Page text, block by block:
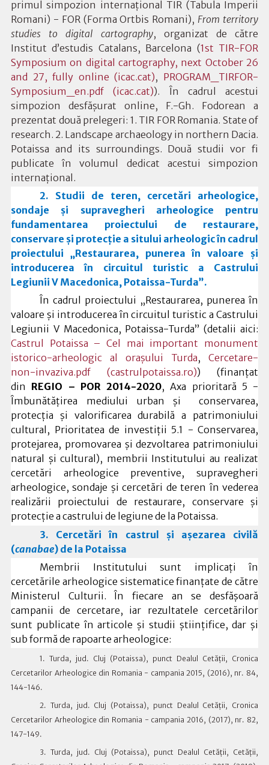
primul simpozion internațional TIR (Tabula Imperii
Romani) - FOR (Forma Ortbis Romani), From territory
studies to digital cartography, organizat de către
Institut d’estudis Catalans, Barcelona (1st TIR-FOR
Symposium on digital cartography, next October 26
and 27, fully online (icac.cat), PROGRAM_TIRFOR-
Symposium_en.pdf (icac.cat)). În cadrul acestui
simpozion desfășurat online, F.-Gh. Fodorean a
prezentat două prelegeri: 1. TIR FOR Romania. State of
research. 2. Landscape archaeology in northern Dacia.
Potaissa and its surroundings. Două studii vor fi
publicate în volumul dedicat acestui simpozion
internațional.
2. Studii de teren, cercetări arheologice,
sondaje și supravegheri arheologice pentru
fundamentarea proiectului de restaurare,
conservare și protecție a sitului arheologic în cadrul
proiectului „Restaurarea, punerea în valoare și
introducerea în circuitul turistic a Castrului
Legiunii V Macedonica, Potaissa-Turda”.
În cadrul proiectului „Restaurarea, punerea în
valoare și introducerea în circuitul turistic a Castrului
Legiunii V Macedonica, Potaissa-Turda” (detalii aici:
Castrul Potaissa – Cel mai important monument
istorico-arheologic al orașului Turda,
Cercetare-
non-invaziva.pdf (castrulpotaissa.ro)) (finanțat
din REGIO – POR 2014-2020, Axa prioritară 5 -
Îmbunătăţirea mediului urban şi conservarea,
protecţia şi valorificarea durabilă a patrimoniului
cultural, Prioritatea de investiții 5.1 - Conservarea,
protejarea, promovarea și dezvoltarea patrimoniului
natural și cultural ), membrii Institutului au realizat
cercetări arheologice preventive, supravegheri
arheologice, sondaje și cercetări de teren în vederea
realizării proiectului de restaurare, conservare și
protecție a castrului de legiune de la Potaissa.
3. Cercetări în castrul și așezarea civilă
(canabae) de la Potaissa
Membrii Institutului sunt implicați în
cercetările arheologice sistematice finanțate de către
Ministerul Culturii. În fiecare an se desfășoară
campanii de cercetare, iar rezultatele cercetărilor
sunt publicate în articole și studii științifice, dar și
sub formă de rapoarte arheologice:
1. Turda, jud. Cluj (Potaissa), punct Dealul Cetății, Cronica
Cercetarilor Arheologice din Romania - campania 2015, (2016), nr. 84,
144-146.
2. Turda, jud. Cluj (Potaissa), punct Dealul Cetății, Cronica
Cercetarilor Arheologice din Romania - campania 2016, (2017), nr. 82,
147-149.
3. Turda, jud. Cluj (Potaissa), punct Dealul Cetății, Cetății,